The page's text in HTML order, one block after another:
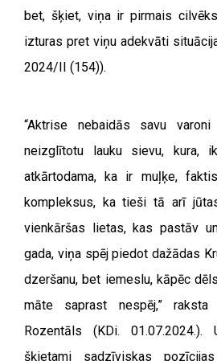
bet, šķiet, viņa ir pirmais
izturas pret viņu adekvāti
2024/II (154)).
“Aktrise nebaidās savu
neizglītotu lauku sievu, kura,
atkārtodama, ka ir muļķe,
kompleksus, ka tieši tā arī
vienkāršas lietas, kas pastāv
gada, viņa spēj piedot dažādas
dzeršanu, bet iemeslu, kāpēc
māte saprast nespēj,”
Rozentāls (KDi.
šķietami sadzīviskas